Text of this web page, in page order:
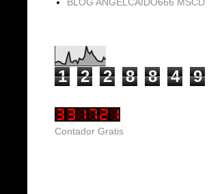
1 2 2 8 8 4 9
Contador Gratis